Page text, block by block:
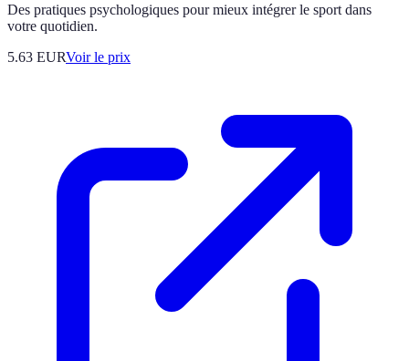
Des pratiques psychologiques pour mieux intégrer le sport dans
votre quotidien.
5.63 EURVoir le prix